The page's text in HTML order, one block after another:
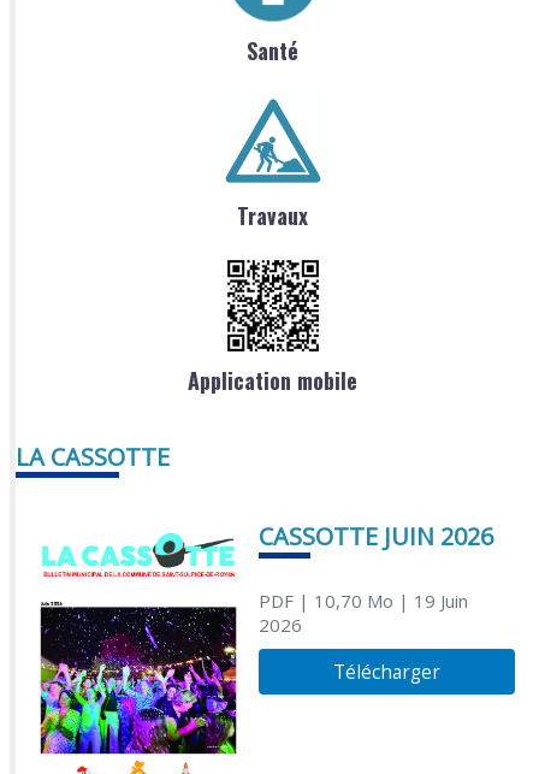
Santé
Travaux
Application mobile
LA CASSOTTE
CASSOTTE JUIN 2026
PDF| 10,70 Mo | 19 Juin
2026
Télécharger